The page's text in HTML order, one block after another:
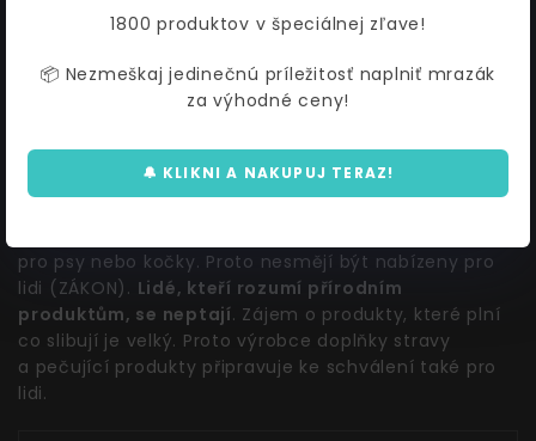
cdVet produkty mají optimální poměr Cena /
Kvalita / Přínos, což dokazuje růst prodejů.
PRO LIDI ?
pro psy nebo kočky. Proto nesmějí být nabízeny pro
lidi (ZÁKON). Lidé, kteří rozumí přírodním
produktům, se neptají. Zájem o produkty, které plní
co slibují je velký. Proto výrobce doplňky stravy
a pečující produkty připravuje ke schválení také pro
lidi.
1800 produktov v špeciálnej zľave!
📦 Nezmeškaj jedinečnú príležitosť naplniť mrazák
za výhodné ceny!
🔔 KLIKNI A NAKUPUJ TERAZ!